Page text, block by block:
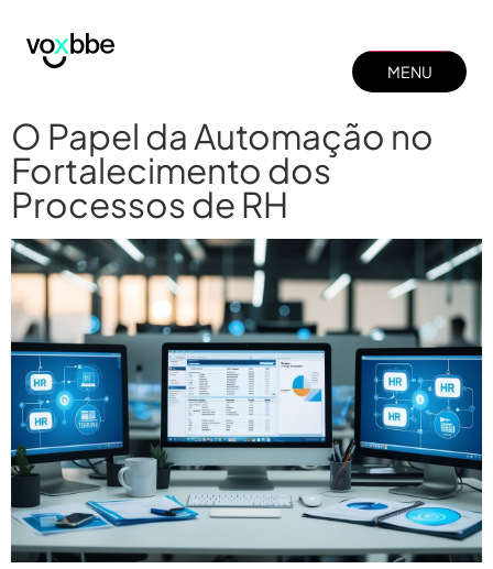
MENU
MENU
FECHAR
O Papel da Automação no
Fortalecimento dos
Processos de RH